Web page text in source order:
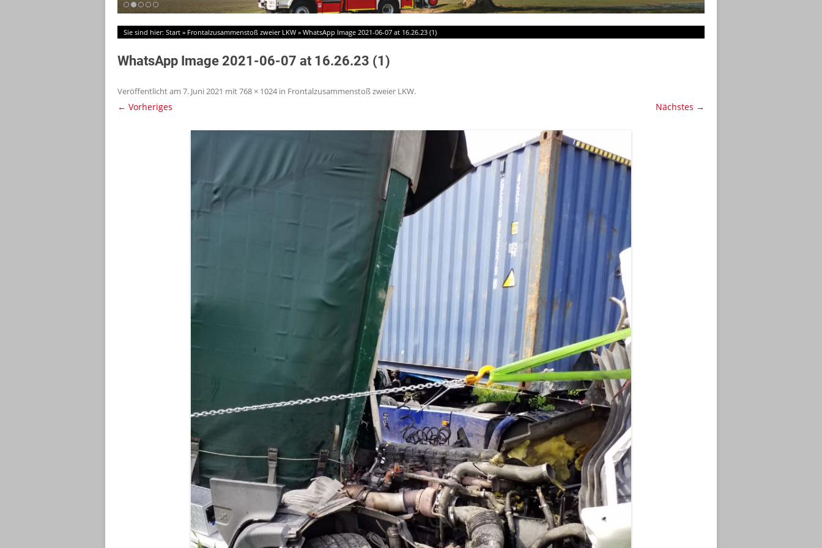
Sie sind hier: Start » Frontalzusammenstoß zweier LKW » WhatsApp Image 2021-06-07 at 16.26.23 (1)
WhatsApp Image 2021-06-07 at 16.26.23 (1)
Veröffentlicht am 7. Juni 2021 mit768 × 1024 in Frontalzusammenstoß zweier LKW.
← Vorheriges Nächstes →